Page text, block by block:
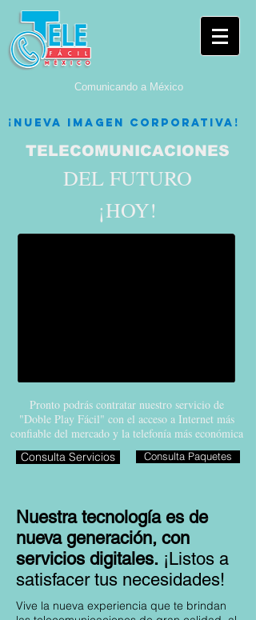
Comunicando a México
¡nueva imagen corporativa!
TELECOMUNICACIONES
DEL FUTURO
¡HOY!
Pronto podrás contratar nuestro servicio de
"Doble Play Fácil" con el acceso a Internet más
confiable del mercado y la telefonía más económica
Consulta Servicios Consulta Paquetes
Nuestra tecnología es de
nueva generación, con
servicios digitales. ¡Listos a
satisfacer tus necesidades!
Vive la nueva experiencia que te brindan